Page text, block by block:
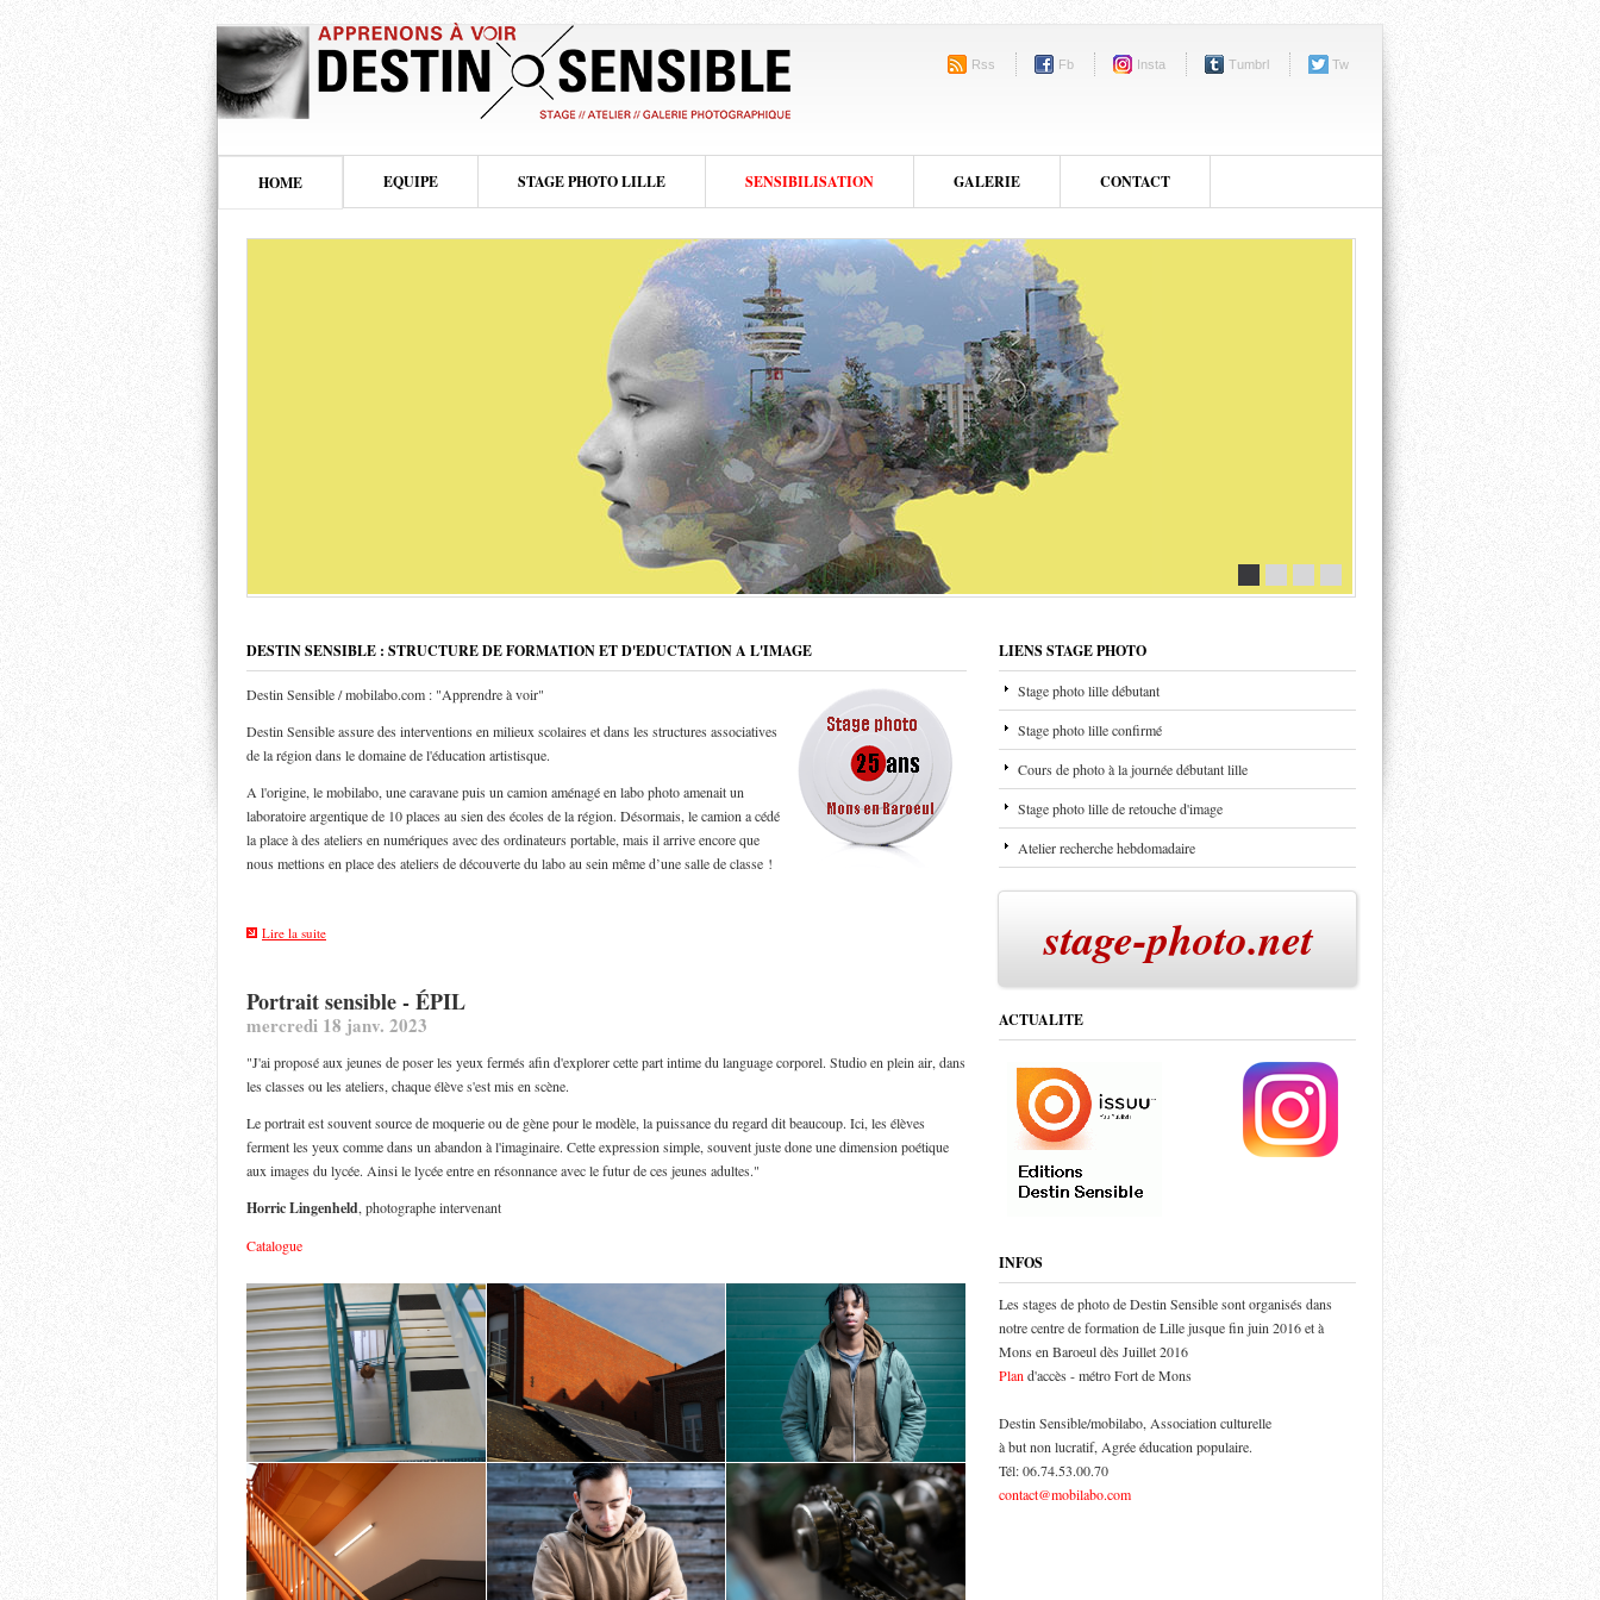
Rss Fb Insta Tumbrl Tw
HOME EQUIPE STAGE PHOTO LILLE SENSIBILISATION GALERIE CONTACT
DESTIN SENSIBLE : STRUCTURE DE FORMATION ET D'EDUCTATION A L'IMAGE
Destin Sensible / mobilabo.com : "Apprendre à voir"
Destin Sensible assure des interventions en milieux scolaires et dans les structures associatives
de la région dans le domaine de l'éducation artistisque.
A l'origine, le mobilabo, une caravane puis un camion aménagé en labo photo amenait un
laboratoire argentique de 10 places au sien des écoles de la région. Désormais, le camion a cédé
la place à des ateliers en numériques avec des ordinateurs portable, mais il arrive encore que
nous mettions en place des ateliers de découverte du labo au sein même d’une salle de classe !
Lire la suite
Portrait sensible - ÉPIL
mercredi 18 janv. 2023
"J'ai proposé aux jeunes de poser les yeux fermés afin d'explorer cette part intime du language corporel. Studio en plein air, dans
les classes ou les ateliers, chaque élève s'est mis en scène.
Le portrait est souvent source de moquerie ou de gène pour le modèle, la puissance du regard dit beaucoup. Ici, les élèves
ferment les yeux comme dans un abandon à l'imaginaire. Cette expression simple, souvent juste done une dimension poétique
aux images du lycée. Ainsi le lycée entre en résonnance avec le futur de ces jeunes adultes."
Horric Lingenheld, photographe intervenant
Catalogue
LIENS STAGE PHOTO
Stage photo lille débutant
Stage photo lille confirmé
Cours de photo à la journée débutant lille
Stage photo lille de retouche d'image
Atelier recherche hebdomadaire
stage-photo.net
ACTUALITE
INFOS
Les stages de photo de Destin Sensible sont organisés dans
notre centre de formation de Lille jusque fin juin 2016 et à
Mons en Baroeul dès Juillet 2016
Plan d'accès - métro Fort de Mons
Destin Sensible/mobilabo, Association culturelle
à but non lucratif, Agrée éducation populaire.
Tél: 06.74.53.00.70
contact@mobilabo.com